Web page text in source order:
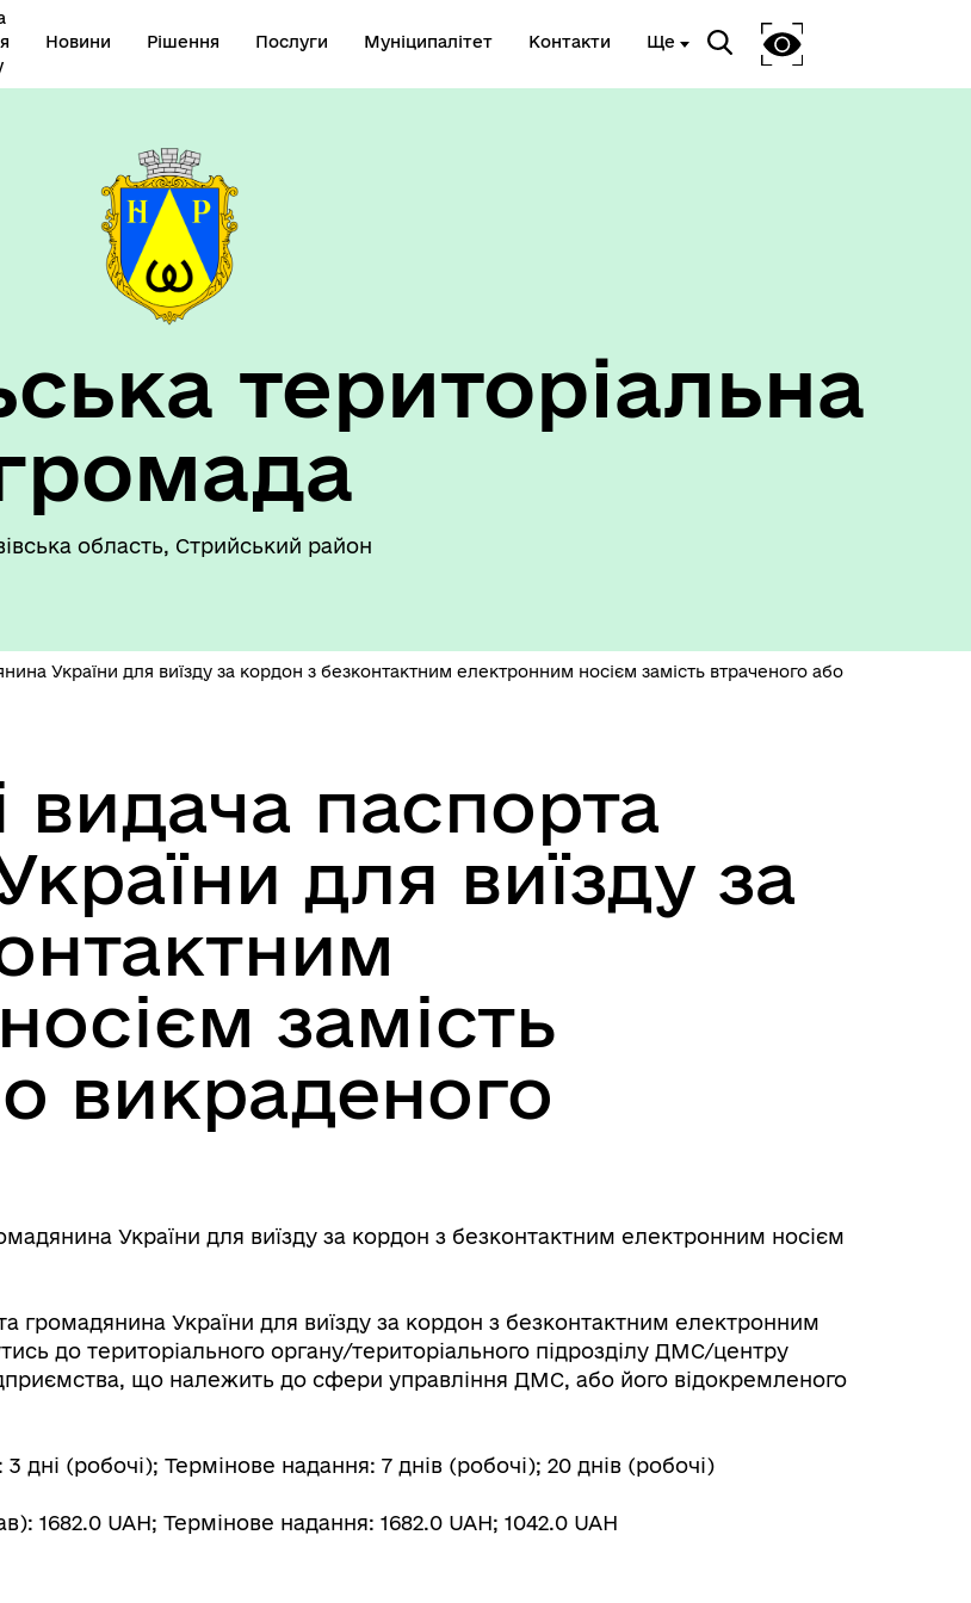
Новини Рішення Послуги Муніципалітет Контакти Ще
ГРОМАДИ
Діяльність
територіальна
область, Стрийський район
України для виїзду за кордон з безконтактним електронним носієм замість втраченого або
паспорта
для виїзду за
замість
викраденого
України для виїзду за кордон з безконтактним електронним носієм
громадянина України для виїзду за кордон з безконтактним електронним
до територіального органу/територіального підрозділу ДМС/центру
що належить до сфери управління ДМС, або його відокремленого
дні (робочі); Термінове надання: 7 днів (робочі); 20 днів (робочі)
1682.0 UAH; Термінове надання: 1682.0 UAH; 1042.0 UAH